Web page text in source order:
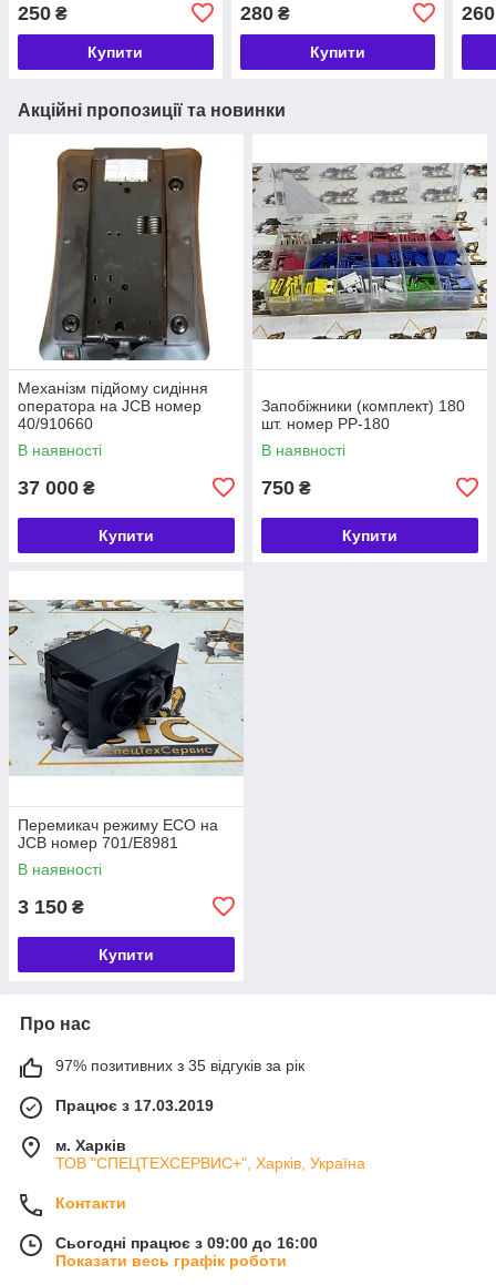
250 ₴
Купити
280₴
Купити
260
Акційні пропозиції та новинки
Механізм підйому сидіння
оператора на JCB номер
40/910660
В наявності
37 000 ₴
Купити
Запобіжники (комплект) 180
шт. номер PP-180
В наявності
750 ₴
Купити
Перемикач режиму ECO на
JCB номер 701/E8981
В наявності
3 150 ₴
Купити
Про нас
97% позитивних з 35 відгуків за рік
Працює з 17.03.2019
м. Харків
ТОВ "СПЕЦТЕХСЕРВИС+", Харків, Україна
Контакти
Сьогодні працює з 09:00 до 16:00
Показати весь графік роботи